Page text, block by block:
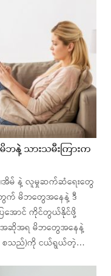
ဘနဲ့ သားသမီးကြားက
မ် နဲ့ လူမှုဆက်ဆံရေးတွေ
က် မိဘတွေအနေနဲ့ ဒီ
ေအောင် ကိုင်တွယ်နိုင်ဖို့
ဆိုအရ မိဘတွေအနေနဲ့
က် စသည်)ကို ငယ်ရွယ်တဲ့…